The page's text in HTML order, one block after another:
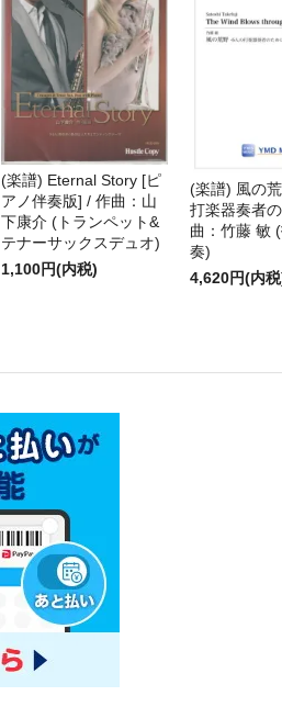
(楽譜) Eternal Story [ピ
アノ伴奏版] / 作曲：山
下康介 (トランペット&
テナーサックスデュオ)
1,100円(内税)
(楽譜) 風の
打楽器奏者
曲：竹藤 敏
奏)
4,620円(内